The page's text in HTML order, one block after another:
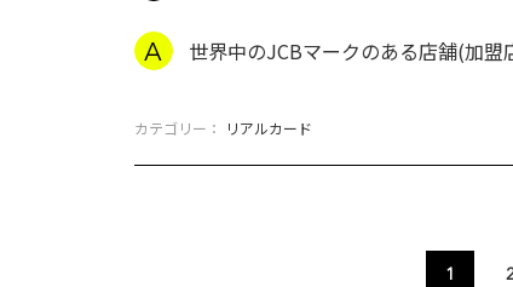
世界中のJCBマークのある店舗(加
カテゴリー： リアルカード
1